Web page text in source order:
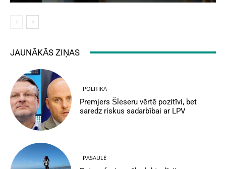
JAUNĀKĀS ZIŅAS
POLITIKA
Premjers Šleseru vērtē pozitīvi, bet
saredz riskus sadarbībai ar LPV
PASAULĒ